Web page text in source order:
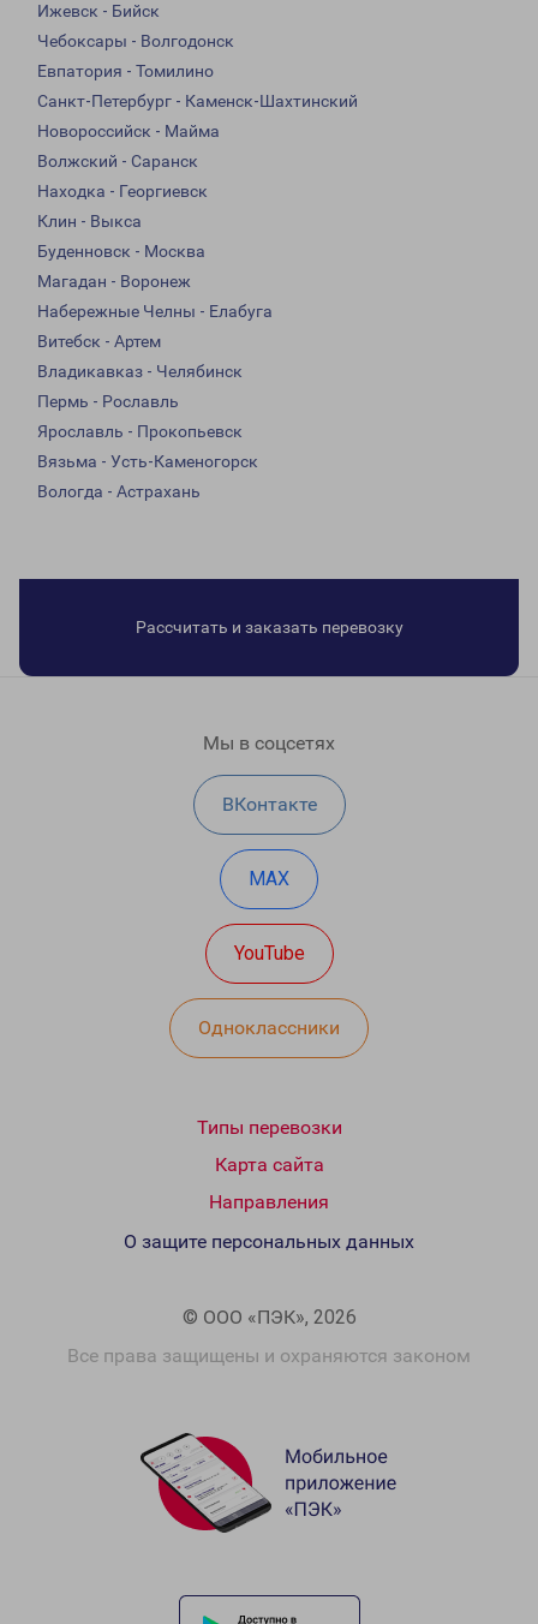
Ижевск - Бийск
Чебоксары - Волгодонск
Евпатория - Томилино
Санкт-Петербург - Каменск-Шахтинский
Новороссийск - Майма
Волжский - Саранск
Находка - Георгиевск
Клин - Выкса
Буденновск - Москва
Магадан - Воронеж
Набережные Челны - Елабуга
Витебск - Артем
Владикавказ - Челябинск
Пермь - Рославль
Ярославль - Прокопьевск
Вязьма - Усть-Каменогорск
Вологда - Астрахань
Рассчитать и заказать перевозку
Мы в соцсетях
ВКонтакте
MAX
YouTube
Одноклассники
Типы перевозки
Карта сайта
Направления
© ООО «ПЭК», 2026
Все права защищены и охраняются законом
О защите персональных данных